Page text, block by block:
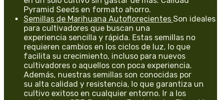
Pyramid Seeds en formato ahorro.
Semillas de Marihuana Autoflorecientes Son ideales
para cultivadores que buscan una
experiencia sencilla y rápida. Estas semillas no
requieren cambios en los ciclos de luz, lo que
facilita su crecimiento, incluso para nuevos
cultivadores o aquellos con poca experiencia.
Además, nuestras semillas son conocidas por
su alta calidad y resistencia, lo que garantiza un
cultivo exitoso en cualquier entorno. Ir a los